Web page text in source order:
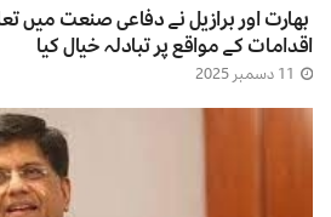
بھارت اور برازیل نے دفاعی صنعت میں
اقدامات کے مواقع پر تبادلہ خیال کیا